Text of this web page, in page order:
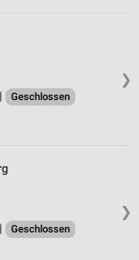
❯
Geschlossen
❯
Geschlossen